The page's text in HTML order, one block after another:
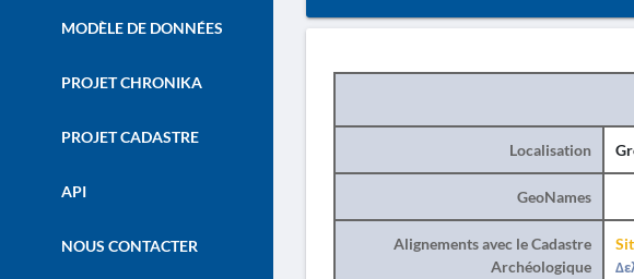
MODÈLE DE DONNÉES
PROJET CHRONIKA
PROJET CADASTRE
API
NOUS CONTACTER
Localisation
GeoNames
Alignements avec le Cadastre
Archéologique